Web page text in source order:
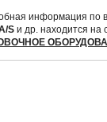
информация по
S и др. находится на